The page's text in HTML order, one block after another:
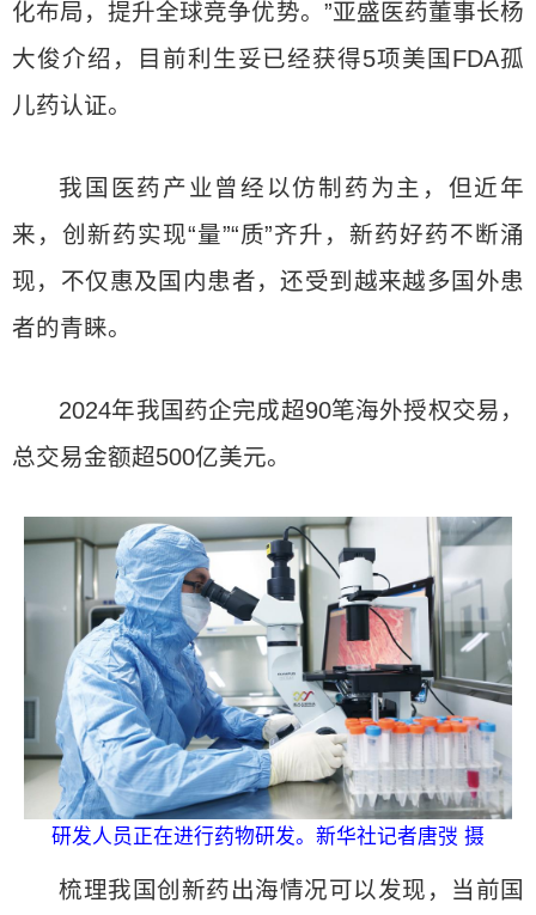
化布局，提升全球竞争优势。”亚盛医药董事长杨
大俊介绍，目前利生妥已经获得5项美国FDA孤
儿药认证。
我国医药产业曾经以仿制药为主，但近年
来，创新药实现“量”“质”齐升，新药好药不断涌
现，不仅惠及国内患者，还受到越来越多国外患
者的青睐。
2024年我国药企完成超90笔海外授权交易，
总交易金额超500亿美元。
研发人员正在进行药物研发。新华社记者唐弢 摄
梳理我国创新药出海情况可以发现，当前国